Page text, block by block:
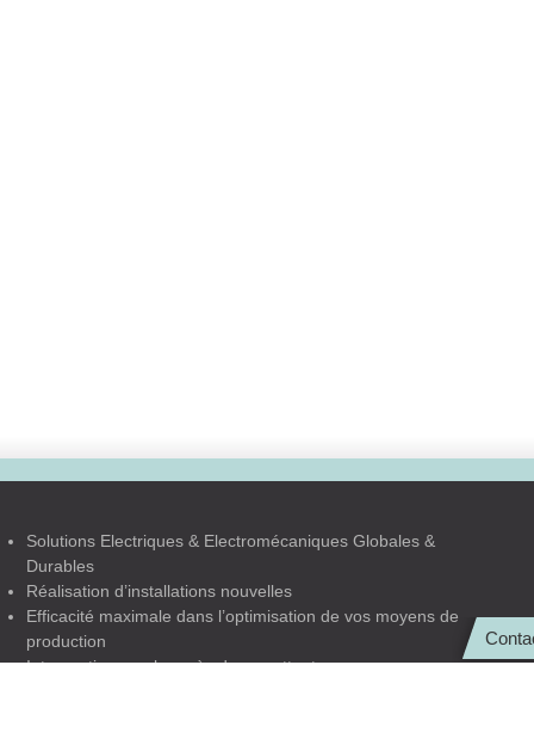
Solutions Electriques & Electromécaniques Globales &
Durables
Réalisation d’installations nouvelles
Efficacité maximale dans l’optimisation de vos moyens de
production
Intervention au plus près de vos attentes